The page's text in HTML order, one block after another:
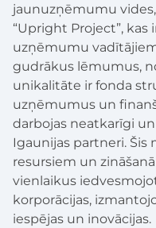
jaunuzņēmumu
“Upright Project”,
uzņēmumu
gudrākus lēmumus,
unikalitāte ir fonda
uzņēmumus un
darbojas neatkarīgi
Igaunijas partneri.
resursiem un
vienlaikus
korporācijas,
iespējas un inovācijas.